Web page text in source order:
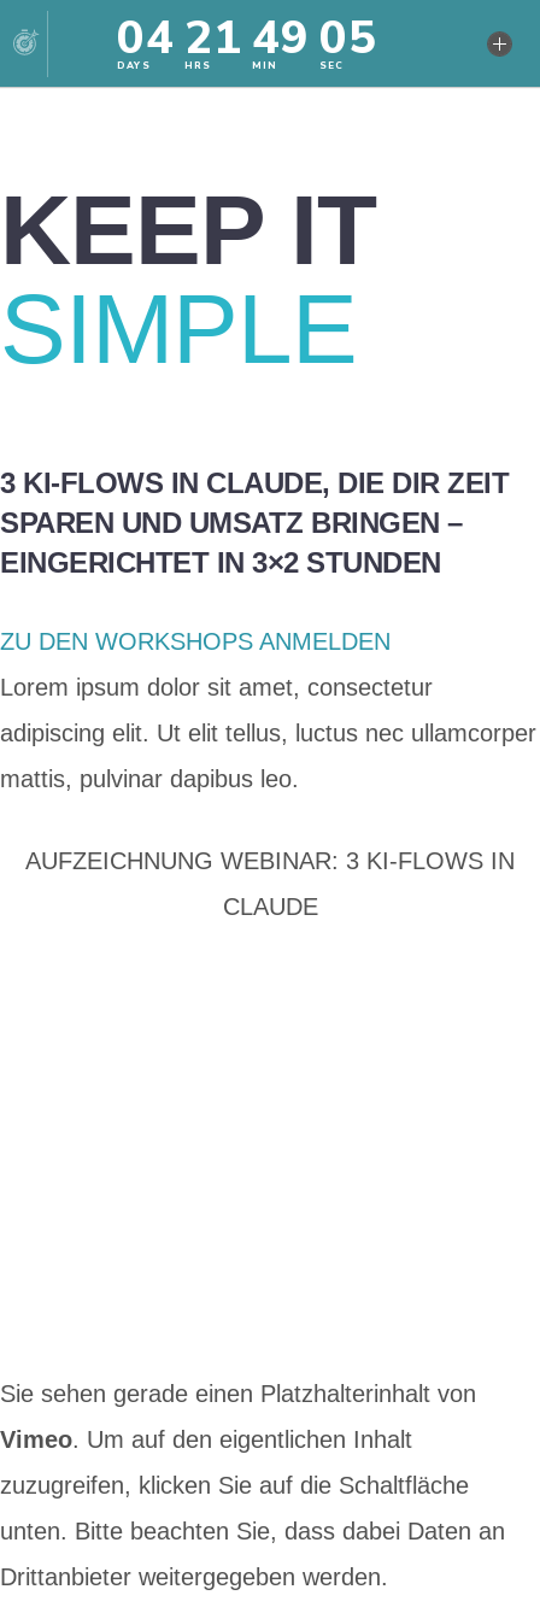
Inhalt
springen
KEEP IT
SIMPLE
3 KI-FLOWS IN CLAUDE, DIE DIR ZEIT
SPAREN UND UMSATZ BRINGEN –
EINGERICHTET IN 3×2 STUNDEN
ZU DEN WORKSHOPS ANMELDEN
Lorem ipsum dolor sit amet, consectetur
adipiscing elit. Ut elit tellus, luctus nec ullamcorper
mattis, pulvinar dapibus leo.
AUFZEICHNUNG WEBINAR: 3 KI-FLOWS IN
CLAUDE
Sie sehen gerade einen Platzhalterinhalt von
Vimeo. Um auf den eigentlichen Inhalt
zuzugreifen, klicken Sie auf die Schaltfläche
unten. Bitte beachten Sie, dass dabei Daten an
Drittanbieter weitergegeben werden.